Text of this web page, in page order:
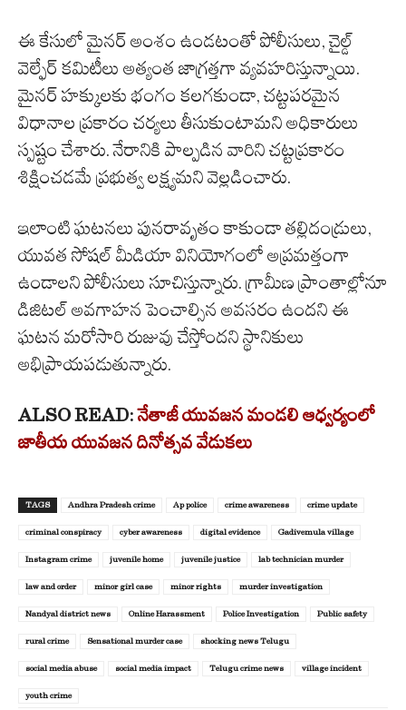
ఈ కేసులో మైనర్ అంశం ఉండటంతో పోలీసులు, చైల్డ్
వెల్ఫేర్ కమిటీలు అత్యంత జాగ్రత్తగా వ్యవహరిస్తున్నాయి.
మైనర్ హక్కులకు భంగం కలగకుండా, చట్టపరమైన
విధానాల ప్రకారం చర్యలు తీసుకుంటామని అధికారులు
స్పష్టం చేశారు. నేరానికి పాల్పడిన వారిని చట్టప్రకారం
శిక్షించడమే ప్రభుత్వ లక్ష్యమని వెల్లడించారు.
ఇలాంటి ఘటనలు పునరావృతం కాకుండా తల్లిదండ్రులు,
యువత సోషల్ మీడియా వినియోగంలో అప్రమత్తంగా
ఉండాలని పోలీసులు సూచిస్తున్నారు. గ్రామీణ ప్రాంతాల్లోనూ
డిజిటల్ అవగాహన పెంచాల్సిన అవసరం ఉందని ఈ
ఘటన మరోసారి రుజువు చేస్తోందని స్థానికులు
అభిప్రాయపడుతున్నారు.
ALSO READ:నేతాజీ యువజన మండలి ఆధ్వర్యంలో
జాతీయ యువజన దినోత్సవ వేడుకలు
TAGS Andhra Pradesh crime Ap police crime awareness crime update
criminal conspiracy cyber awareness digital evidence Gadivemula village
Instagram crime juvenile home juvenile justice lab technician murder
law and order minor girl case minor rights murder investigation
Nandyal district news Online Harassment Police Investigation Public safety
rural crime Sensational murder case shocking news Telugu
social media abuse social media impact Telugu crime news village incident
youth crime